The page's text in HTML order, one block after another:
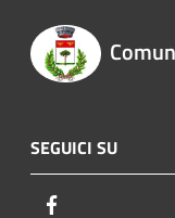
SEGUICI SU